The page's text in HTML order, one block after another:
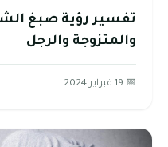
تفسير رؤية صبغ
والمتزوجة والرجل
📅 19 فبراير 2024